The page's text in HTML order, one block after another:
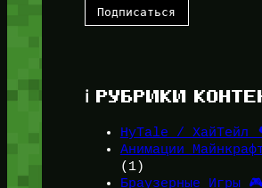
ℹ️ РУБРИКИ
HyTale / ХайТейл
Анимации
(1)
Браузерные Игры 🎮